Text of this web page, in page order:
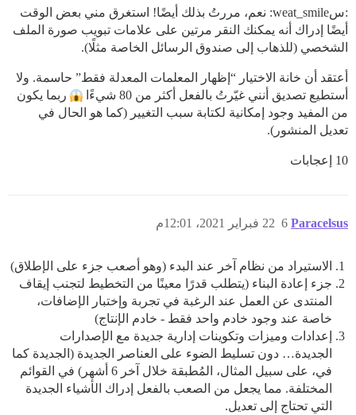
:سweat_smile: نعم، مررتُ بذلك أيضًا! استغرق مني بعض الوقت
أيضًا إدراك أنه يمكنك النقر مرتين على علامات تبويب صورة الملف
الشخصي (للذهاب إلى صندوق الرسائل الخاصة مثلًا).
أعتقد أن خانة الاختيار “إظهار المعلمات المعدلة فقط” حاسمة. ولا
أستطيع تصديق أنني غيّرتُ بالفعل أكثر من 80 شيءًا
ربما يكون
من المفيد وجود إمكانية لكتابة سبب التغيير (كما هو الحال في
تعديل المنشور).
10 إعجابات
Paracelsus 22 فبراير 2021، 12:01م 6
الاستيراد من نظام آخر عند البدء (وهو أصعب جزء على الإطلاق)
جزء إعادة البناء (يتطلب قدرًا معينًا من التخطيط لتجنب إيقاف
المنتدى عن العمل عند الرغبة في تجربة وإختبار الإضافات،
خاصة عند وجود خادم واحد فقط - خادم الإنتاج)
إعدادات وميزات وتكوينات إدارية جديدة مع الإصدارات
الجديدة… دون تسليط الضوء على العناصر الجديدة (الجديدة كما
في، على سبيل المثال، المُطبقة خلال آخر 6 أشهر) في القوائم
المختلفة. مما يجعل من الصعب بالفعل إدراك الأشياء الجديدة
التي تحتاج إلى تعديل.